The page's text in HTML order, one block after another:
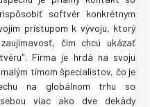
softvér konkrétnym
prístupom k vývoju, ktorý
čím chcú ukázať
Firma je hrdá na svoju
tímom špecialistov, čo je
na globálnom trhu so
viac ako dve dekády